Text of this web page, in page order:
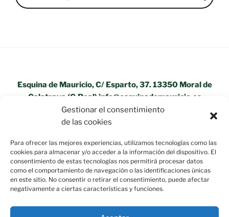
Gestionar el consentimiento
de las cookies
Para ofrecer las mejores experiencias, utilizamos tecnologías como las
cookies para almacenar y/o acceder a la información del dispositivo. El
consentimiento de estas tecnologías nos permitirá procesar datos
como el comportamiento de navegación o las identificaciones únicas
en este sitio. No consentir o retirar el consentimiento, puede afectar
negativamente a ciertas características y funciones.
Esquina de Mauricio, C/ Esparto, 37. 13350 Moral de
Calatrava (C.Real) info@esquinademauricio.es
«Aviso Legal»